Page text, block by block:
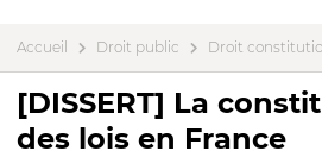
Accueil Droit public Droit
[DISSERT] La
des lois en France